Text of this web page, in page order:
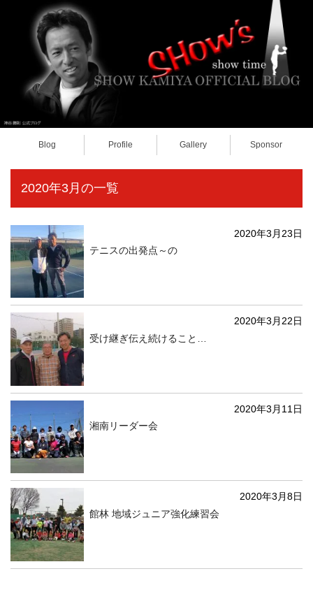
Blog Profile Gallery Sponsor
2020年3月の一覧
2020年3月23日
テニスの出発点～の
2020年3月22日
受け継ぎ伝え続けること…
2020年3月11日
湘南リーダー会
2020年3月8日
館林 地域ジュニア強化練習会